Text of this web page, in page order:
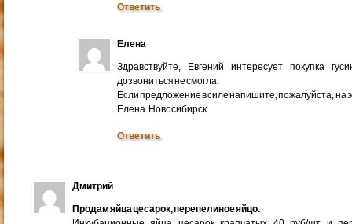
Ответить
Елена
Здравствуйте, Евгений интересует покупка
дозвониться не смогла.
Если предложение в силе напишите, пожалуйста, на
Елена. Новосибирск
Ответить
Дмитрий
Продам яйца цесарок, перепелиное яйцо.